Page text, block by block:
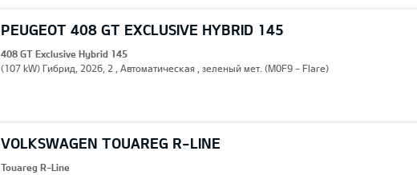
PEUGEOT 408 GT EXCLUSIVE HYBRID 145
408 GT Exclusive Hybrid 145
(107 kW) Гибрид, 2026, 2 , Автоматическая , зеленый мет. (M0F9 - Flare)
VOLKSWAGEN TOUAREG R-LINE
Touareg R-Line